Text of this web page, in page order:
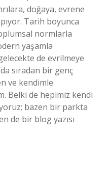
doğaya, evrene
Tarih boyunca
normlarla
yaşamla
de evrilmeye
sıradan bir genç
ve kendimle
Belki de hepimiz kendi
bazen bir parkta
de bir blog yazısı